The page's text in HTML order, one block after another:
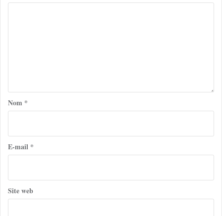
Nom *
E-mail *
Site web